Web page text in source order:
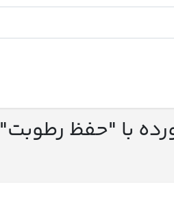
با "حفظ رطوبت"